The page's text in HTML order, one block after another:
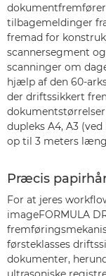
tilbagemeldinger
fremad for
scannersegment
scanninger om
hjælp af den 60-
der driftssikkert
dupleks A4, A3
op til 3 meters
Præcis
For at jeres
imageFORMULA
førsteklasses
dokumenter,